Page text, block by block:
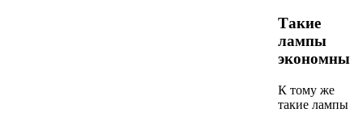
Такие
лампы
экономны
К тому же
такие лампы